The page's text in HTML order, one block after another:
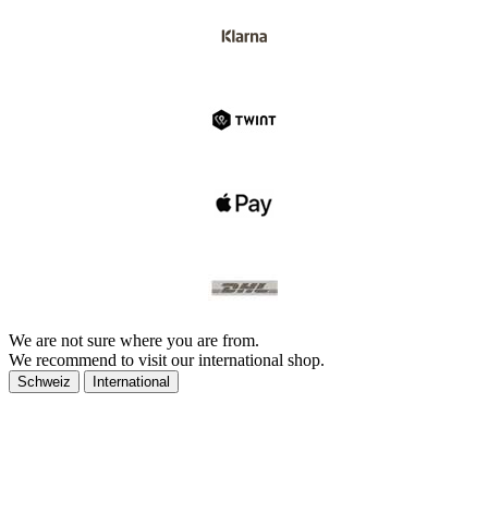
We are not sure where you are from.
We recommend to visit our international shop.
Schweiz International